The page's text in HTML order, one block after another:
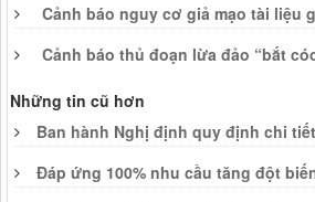
Cảnh báo nguy cơ giả mạo tài liệu
Cảnh báo thủ đoạn lừa đảo “bắt
Những tin cũ hơn
Ban hành Nghị định quy định chi
Đáp ứng 100% nhu cầu tăng đột